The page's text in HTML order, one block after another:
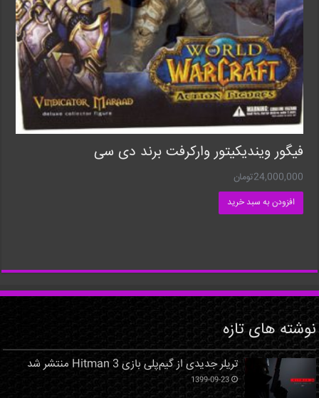
فیگور ویندیکیتور وارکرفت برند دی سی
24,000,000تومان
افزودن به سبد خرید
نوشته های تازه
تریلر جدیدی از گیم‌پلی بازی Hitman 3 منتشر شد
1399-09-23